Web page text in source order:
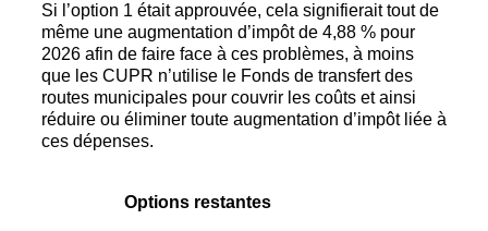
Si l’option 1 était approuvée, cela signifierait tout de
même une augmentation d’impôt de 4,88 % pour
2026 afin de faire face à ces problèmes, à moins
que les CUPR n’utilise le Fonds de transfert des
routes municipales pour couvrir les coûts et ainsi
réduire ou éliminer toute augmentation d’impôt liée à
ces dépenses.
Options restantes